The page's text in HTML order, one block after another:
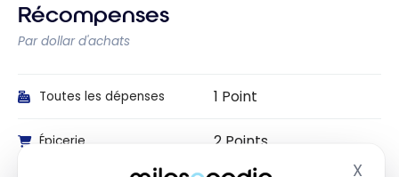
X
Récompenses
Par dollar d'achats
Toutes les dépenses 1 Point
Épicerie 2 Points